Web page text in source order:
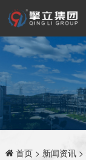
首页> 新闻资讯>